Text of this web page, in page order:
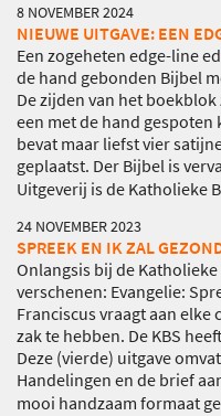
8 NOVEMBER 2024
NIEUWE UITGAVE: EEN
Een zogeheten edge-line
de hand gebonden Bijbel
De zijden van het
een met de hand
bevat maar liefst vier
geplaatst. Der Bijbel is
Uitgeverij is de Katholieke
24 NOVEMBER 2023
SPREEK EN IK ZAL
Onlangsis bij de
verschenen: Evangelie:
Franciscus vraagt aan
zak te hebben. De KBS
Deze (vierde) uitgave
Handelingen en de brief
mooi handzaam formaat